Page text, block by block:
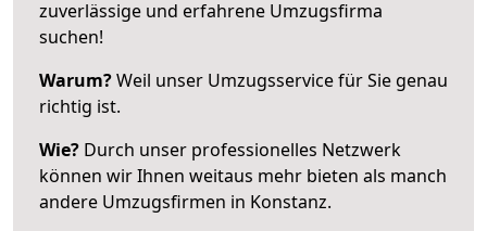
zuverlässige und erfahrene Umzugsfirma
suchen!
Warum?Weil unser Umzugsservice für Sie genau
richtig ist.
Wie? Durch unser professionelles Netzwerk
können wir Ihnen weitaus mehr bieten als manch
andere Umzugsfirmen in Konstanz.